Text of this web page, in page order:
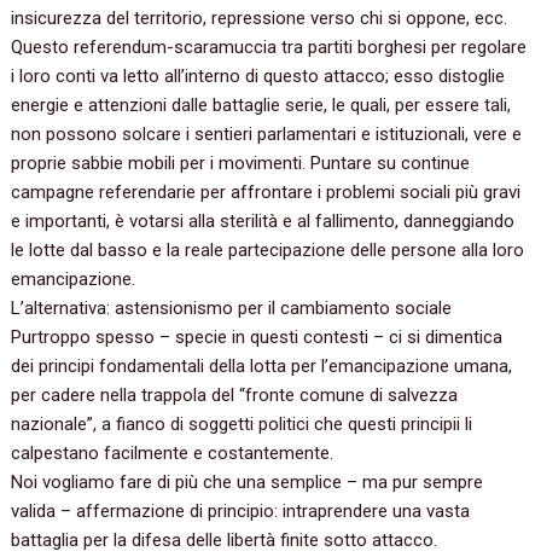
insicurezza del territorio, repressione verso chi si oppone, ecc.
Questo referendum-scaramuccia tra partiti borghesi per regolare
i loro conti va letto all’interno di questo attacco; esso distoglie
energie e attenzioni dalle battaglie serie, le quali, per essere tali,
non possono solcare i sentieri parlamentari e istituzionali, vere e
proprie sabbie mobili per i movimenti. Puntare su continue
campagne referendarie per affrontare i problemi sociali più gravi
e importanti, è votarsi alla sterilità e al fallimento, danneggiando
le lotte dal basso e la reale partecipazione delle persone alla loro
emancipazione.
L’alternativa: astensionismo per il cambiamento sociale
Purtroppo spesso – specie in questi contesti – ci si dimentica
dei principi fondamentali della lotta per l’emancipazione umana,
per cadere nella trappola del “fronte comune di salvezza
nazionale”, a fianco di soggetti politici che questi principii li
calpestano facilmente e costantemente.
Noi vogliamo fare di più che una semplice – ma pur sempre
valida – affermazione di principio: intraprendere una vasta
battaglia per la difesa delle libertà finite sotto attacco.